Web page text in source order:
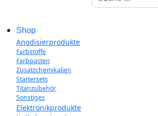
Shop
Anodisierprodukte
Farbstoffe
Farbpasten
Zusatzchemikalien
Startersets
Titanzubehör
Sonstiges
Elektronikprodukte